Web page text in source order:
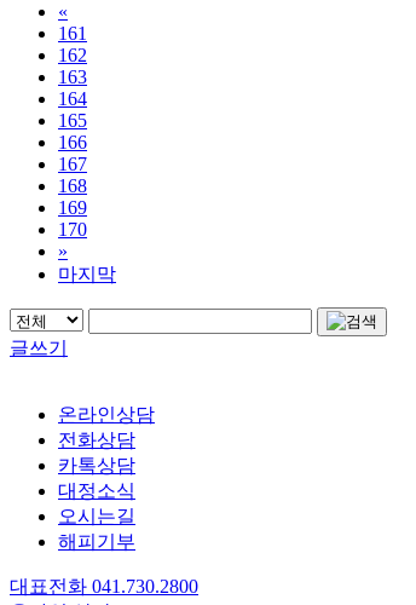
«
161
162
163
164
165
166
167
168
169
170
»
마지막
글쓰기
온라인상담
전화상담
카톡상담
대정소식
오시는길
해피기부
대표전화 041.730.2800